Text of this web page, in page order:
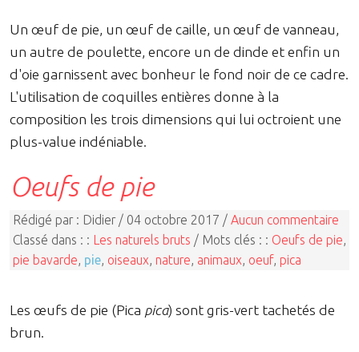
Un œuf de pie, un œuf de caille, un œuf de vanneau,
un autre de poulette, encore un de dinde et enfin un
d'oie garnissent avec bonheur le fond noir de ce cadre.
L'utilisation de coquilles entières donne à la
composition les trois dimensions qui lui octroient une
plus-value indéniable.
Oeufs de pie
Rédigé par : Didier / 04 octobre 2017 / Aucun commentaire
Classé dans : : Les naturels bruts / Mots clés : : Oeufs de pie,
pie bavarde, pie, oiseaux, nature, animaux, oeuf, pica
Les œufs de pie (Pica pica) sont gris-vert tachetés de
brun.